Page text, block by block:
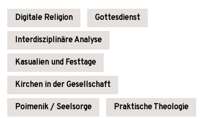
Digitale Religion Gottesdienst
Interdisziplinäre Analyse
Kasualien und Festtage
Kirchen in der Gesellschaft
Poimenik / Seelsorge Praktische Theologie